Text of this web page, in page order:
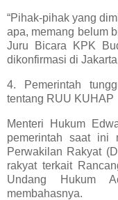
“Pihak-pihak yang
apa, memang belum
Juru Bicara KPK
dikonfirmasi di Jakarta
4. Pemerintah
tentang RUU KUHAP
Menteri Hukum
pemerintah saat ini
Perwakilan Rakyat
rakyat terkait
Undang Hukum
membahasnya.